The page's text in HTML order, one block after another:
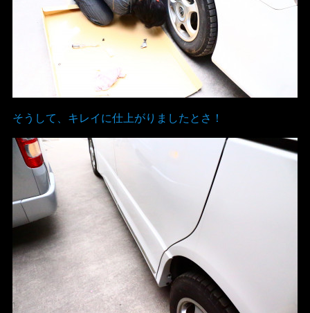
そうして、キレイに仕上がりましたとさ！